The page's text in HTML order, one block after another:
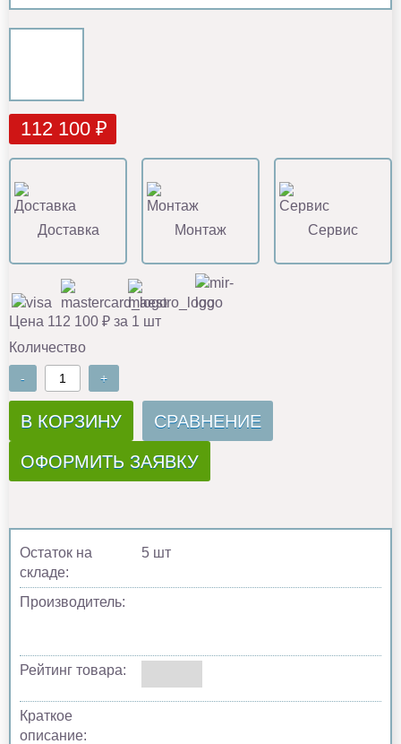
112 100 ₽
Доставка Монтаж Сервис
Цена 112 100 ₽ за 1 шт
Количество
- +
В КОРЗИНУ СРАВНЕНИЕ
ОФОРМИТЬ ЗАЯВКУ
Остаток на
складе:
5 шт
Производитель:
Рейтинг товара:
Краткое
описание: